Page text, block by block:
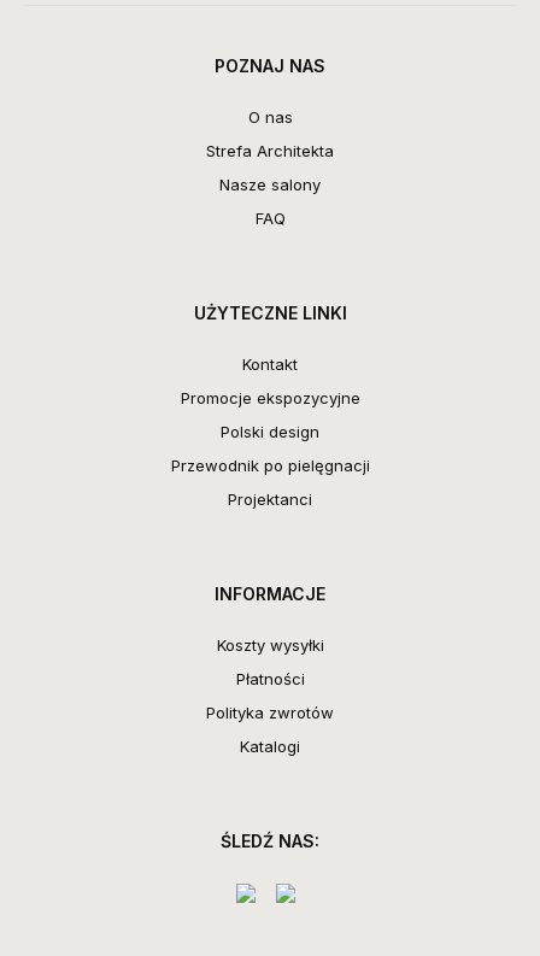
POZNAJ NAS
O nas
Strefa Architekta
Nasze salony
FAQ
UŻYTECZNE LINKI
Kontakt
Promocje ekspozycyjne
Polski design
Przewodnik po pielęgnacji
Projektanci
INFORMACJE
Koszty wysyłki
Płatności
Polityka zwrotów
Katalogi
ŚLEDŹ NAS: